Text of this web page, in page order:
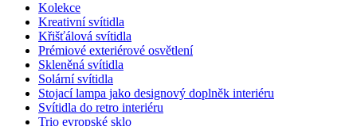
Kolekce
Kreativní svítidla
Křišťálová svítidla
Prémiové exteriérové osvětlení
Skleněná svítidla
Solární svítidla
Stojací lampa jako designový doplněk interiéru
Svítidla do retro interiéru
Trio evropské sklo